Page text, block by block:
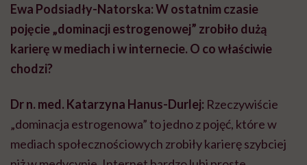
Ewa Podsiadły-Natorska: W ostatnim czasie
pojęcie „dominacji estrogenowej” zrobiło dużą
karierę w mediach i w internecie. O co właściwie
chodzi?
Dr n. med. Katarzyna Hanus-Durlej: Rzeczywiście
„dominacja estrogenowa” to jedno z pojęć, które w
mediach społecznościowych zrobiły karierę szybciej